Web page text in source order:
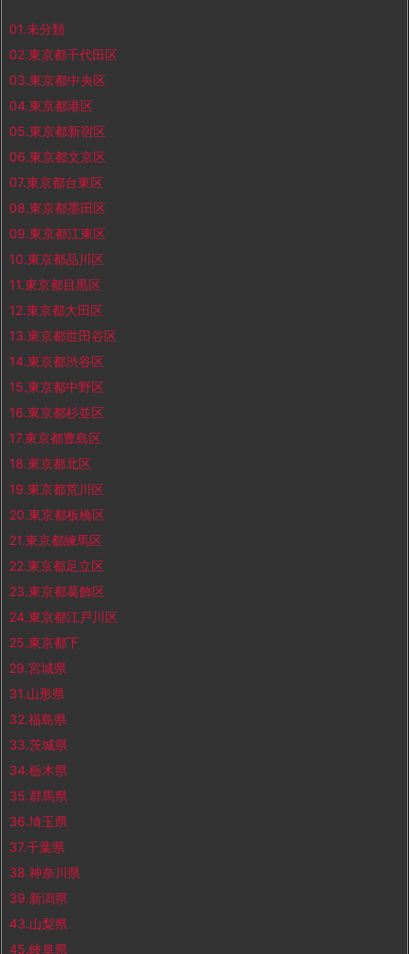
01.未分類
02.東京都千代田区
03.東京都中央区
04.東京都港区
05.東京都新宿区
06.東京都文京区
07.東京都台東区
08.東京都墨田区
09.東京都江東区
10.東京都品川区
11.東京都目黒区
12.東京都大田区
13.東京都世田谷区
14.東京都渋谷区
15.東京都中野区
16.東京都杉並区
17.東京都豊島区
18.東京都北区
19.東京都荒川区
20.東京都板橋区
21.東京都練馬区
22.東京都足立区
23.東京都葛飾区
24.東京都江戸川区
25.東京都下
29.宮城県
31.山形県
32.福島県
33.茨城県
34.栃木県
35.群馬県
36.埼玉県
37.千葉県
38.神奈川県
39.新潟県
43.山梨県
45.岐阜県